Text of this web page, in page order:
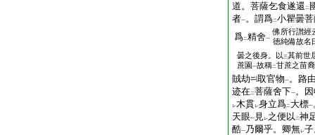
道。菩薩乞食遂還 二
者一。謂爲二小瞿曇
爲二精舍一
佛所行讃經
徳純備故名
曇之後身。以三其前世
蔗園一故稱二甘蔗之苗裔
賊劫 取官物一。路
迹在二菩薩舍下一。
レ木貫レ身立爲二 大標一
天眼一 見レ之便以 二神
酷一 乃爾乎。卿無レ